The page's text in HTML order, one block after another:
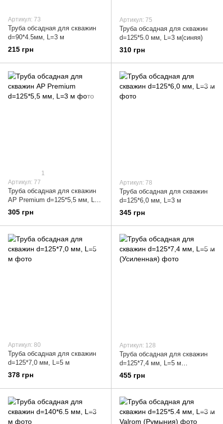
Артикул: 73
Труба обсадная для скважин
d=90*4.5мм, L=3 м
215 грн
Артикул: 75
Труба обсадная для скважин
d=125*5.0 мм, L=3 м(синяя)
310 грн
1
Артикул: 77
Труба обсадная для скважин
AP Premium d=125*5,5 мм, L=3
м
305 грн
Артикул: 78
Труба обсадная для скважин
d=125*6,0 мм, L=3 м
345 грн
Артикул: 80
Труба обсадная для скважин
d=125*7,0 мм, L=5 м
378 грн
Артикул: 128
Труба обсадная для скважин
d=125*7,4 мм, L=5 м
(Усиленная)
455 грн